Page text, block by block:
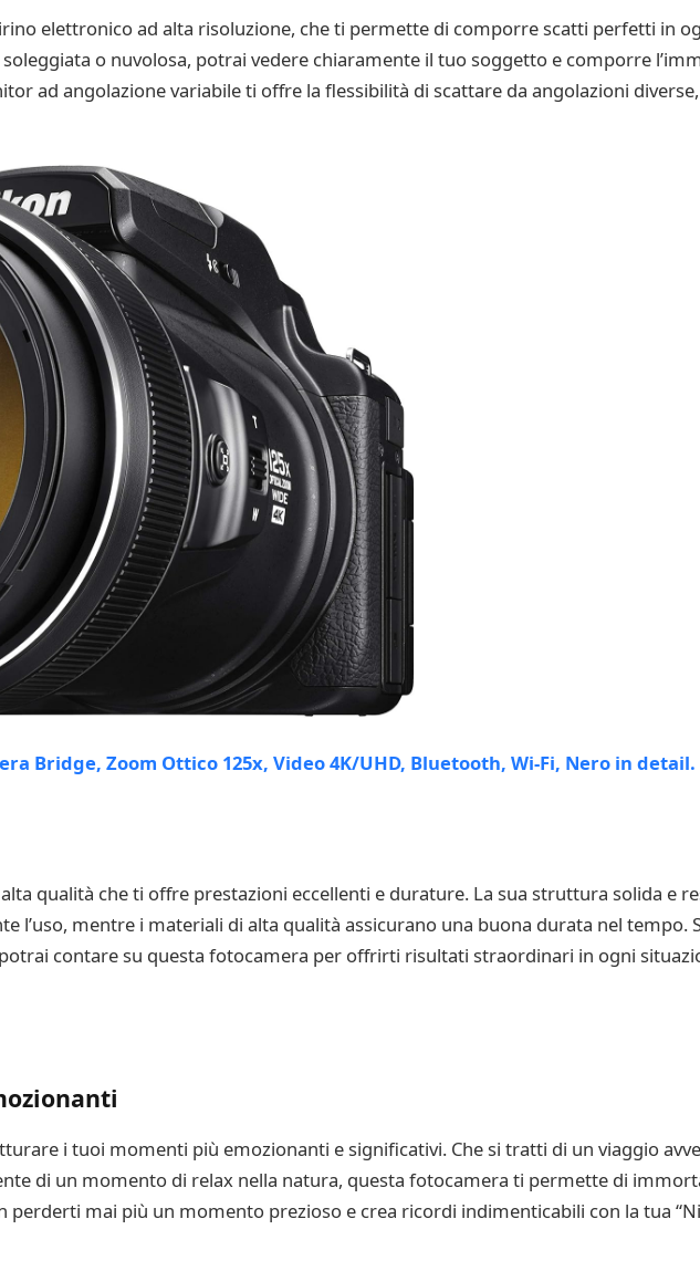
elettronico ad alta risoluzione, che ti permette di comporre scatti perfetti in
o nuvolosa, potrai vedere chiaramente il tuo soggetto e comporre
ad angolazione variabile ti offre la flessibilità di scattare da angolazioni
qualità che ti offre prestazioni eccellenti e durature. La sua struttura solida e
l’uso, mentre i materiali di alta qualità assicurano una buona durata nel tempo.
contare su questa fotocamera per offrirti risultati straordinari in ogni
i tuoi momenti più emozionanti e significativi. Che si tratti di un viaggio
di un momento di relax nella natura, questa fotocamera ti permette di
mai più un momento prezioso e crea ricordi indimenticabili con la tua